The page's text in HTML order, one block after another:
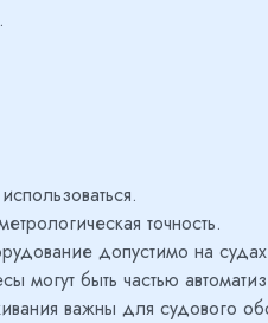
точность.
допустимо на
могут быть частью
важны для судового